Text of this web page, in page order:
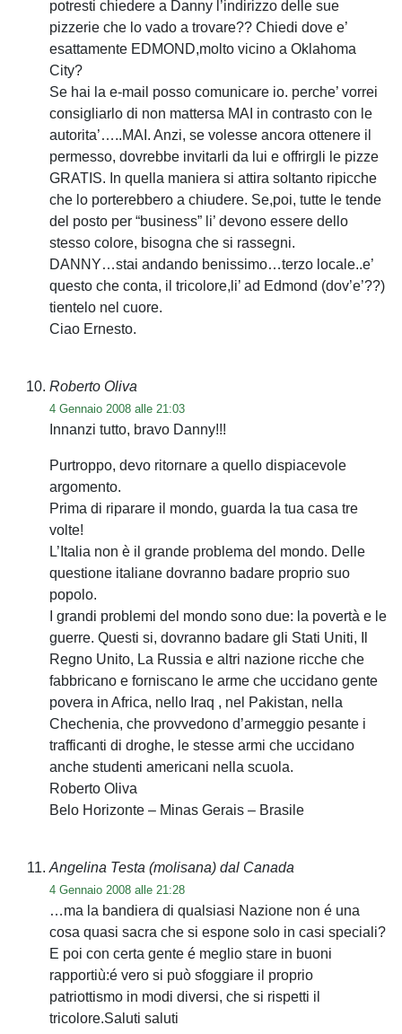
potresti chiedere a Danny l’indirizzo delle sue
pizzerie che lo vado a trovare?? Chiedi dove e’
esattamente EDMOND,molto vicino a Oklahoma
City?
Se hai la e-mail posso comunicare io. perche’ vorrei
consigliarlo di non mattersa MAI in contrasto con le
autorita’…..MAI. Anzi, se volesse ancora ottenere il
permesso, dovrebbe invitarli da lui e offrirgli le pizze
GRATIS. In quella maniera si attira soltanto ripicche
che lo porterebbero a chiudere. Se,poi, tutte le tende
del posto per “business” li’ devono essere dello
stesso colore, bisogna che si rassegni.
DANNY…stai andando benissimo…terzo locale..e’
questo che conta, il tricolore,li’ ad Edmond (dov’e’??)
tientelo nel cuore.
Ciao Ernesto.
Roberto Oliva
4 Gennaio 2008 alle 21:03
Innanzi tutto, bravo Danny!!!
Purtroppo, devo ritornare a quello dispiacevole
argomento.
Prima di riparare il mondo, guarda la tua casa tre
volte!
L’Italia non è il grande problema del mondo. Delle
questione italiane dovranno badare proprio suo
popolo.
I grandi problemi del mondo sono due: la povertà e le
guerre. Questi si, dovranno badare gli Stati Uniti, Il
Regno Unito, La Russia e altri nazione ricche che
fabbricano e forniscano le arme che uccidano gente
povera in Africa, nello Iraq , nel Pakistan, nella
Chechenia, che provvedono d’armeggio pesante i
trafficanti di droghe, le stesse armi che uccidano
anche studenti americani nella scuola.
Roberto Oliva
Belo Horizonte – Minas Gerais – Brasile
Angelina Testa (molisana) dal Canada
4 Gennaio 2008 alle 21:28
…ma la bandiera di qualsiasi Nazione non é una
cosa quasi sacra che si espone solo in casi speciali?
E poi con certa gente é meglio stare in buoni
rapportiù:é vero si può sfoggiare il proprio
patriottismo in modi diversi, che si rispetti il
tricolore.Saluti saluti